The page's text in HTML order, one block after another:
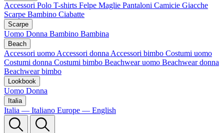
Accessori Polo T-shirts Felpe Maglie Pantaloni Camicie Giacche
Scarpe Bambino Ciabatte
Scarpe
Uomo Donna Bambino Bambina
Beach
Accessori uomo Accessori donna Accessori bimbo Costumi uomo
Costumi donna Costumi bimbo Beachwear uomo Beachwear donna
Beachwear bimbo
Lookbook
Uomo Donna
Italia
Italia — Italiano Europe — English